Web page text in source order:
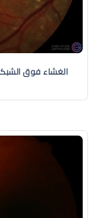
الغشاء فوق